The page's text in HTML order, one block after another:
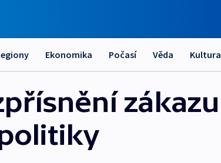
Ekonomika Počasí Věda Kultura
zákazu